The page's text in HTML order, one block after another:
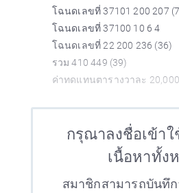
โฉนดเลขที่ 37101 200 207
โฉนดเลขที่ 37100 10 6 4
โฉนดเลขที่ 22 200 236 (36)
รวม 410 449 (39)
ค่าทดแทนตารางวาละ 20,000
กรุณาลงชื่อเข้าใ
เนื้อหาทั้ง
สมาชิกสามารถบันทึ